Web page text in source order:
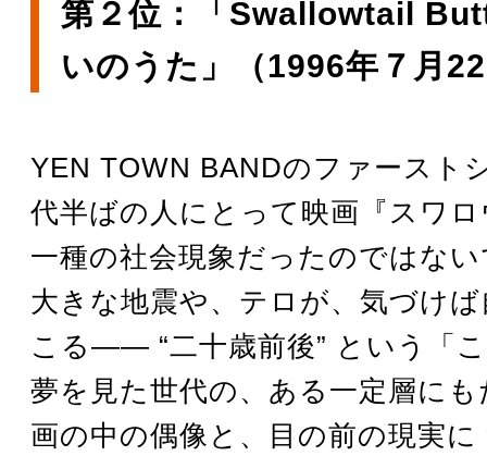
第２位：「Swallowtail
いのうた」（1996年７月
YEN TOWN BANDのファースト
代半ばの人にとって映画『スワ
一種の社会現象だったのではな
大きな地震や、テロが、気づけ
こる―― “二十歳前後” という「
夢を見た世代の、ある一定層に
画の中の偶像と、目の前の現実に